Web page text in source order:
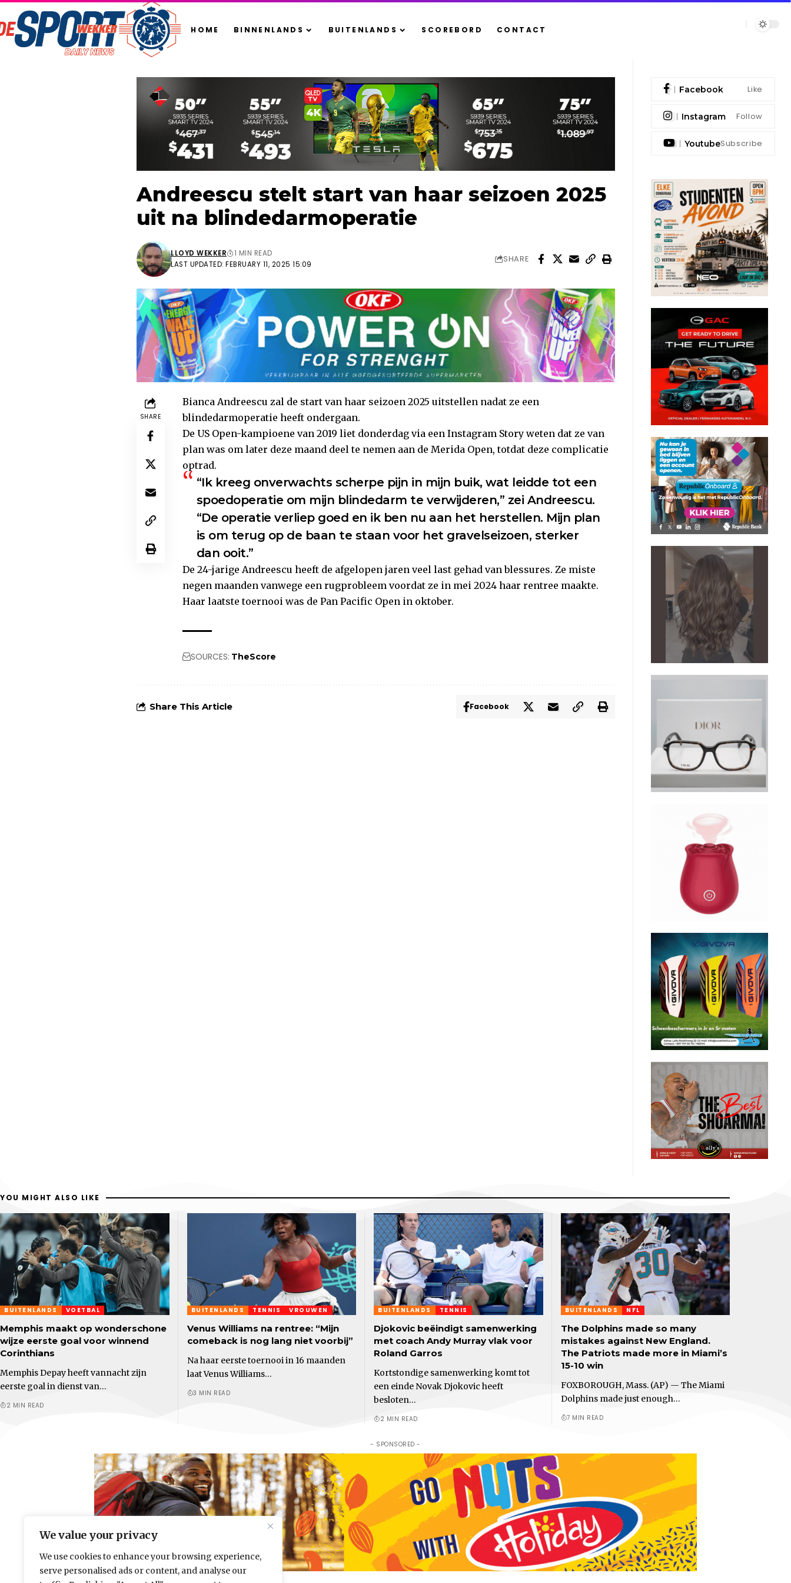
We value your privacy
We use cookies to enhance your browsing experience,
serve personalised ads or content, and analyse our
HOME BINNENLANDS BUITENLANDS SCOREBORD CONTACT
Andreescu stelt start van haar seizoen 2025
uit na blindedarmoperatie
LAST UPDATED: FEBRUARY 11, 2025 15:09
LLOYD WEKKER 1 MIN READ
SHARE
SHARE
Bianca Andreescu zal de start van haar seizoen 2025 uitstellen nadat ze een
blindedarmoperatie heeft ondergaan.
De US Open-kampioene van 2019 liet donderdag via een Instagram Story weten dat ze van
plan was om later deze maand deel te nemen aan de Merida Open, totdat deze complicatie
optrad.
“Ik kreeg onverwachts scherpe pijn in mijn buik, wat leidde tot een
spoedoperatie om mijn blindedarm te verwijderen,” zei Andreescu.
“De operatie verliep goed en ik ben nu aan het herstellen. Mijn plan
is om terug op de baan te staan voor het gravelseizoen, sterker
dan ooit.”
De 24-jarige Andreescu heeft de afgelopen jaren veel last gehad van blessures. Ze miste
negen maanden vanwege een rugprobleem voordat ze in mei 2024 haar rentree maakte.
Haar laatste toernooi was de Pan Pacific Open in oktober.
SOURCES: TheScore
Share This Article Facebook
Facebook Like
Instagram Follow
YoutubeSubscribe
YOU MIGHT ALSO LIKE
BUITENLANDS VOETBAL
Memphis maakt op wonderschone
wijze eerste goal voor winnend
Corinthians
Memphis Depay heeft vannacht zijn
eerste goal in dienst van…
2 MIN READ
BUITENLANDS TENNIS VROUWEN
Venus Williams na rentree: “Mijn
comeback is nog lang niet voorbij”
Na haar eerste toernooi in 16 maanden
laat Venus Williams…
3 MIN READ
BUITENLANDS TENNIS
Djokovic beëindigt samenwerking
met coach Andy Murray vlak voor
Roland Garros
Kortstondige samenwerking komt tot
een einde Novak Djokovic heeft
besloten…
2 MIN READ
BUITENLANDS NFL
The Dolphins made so many
mistakes against New England.
The Patriots made more in Miami’s
15-10 win
FOXBOROUGH, Mass. (AP) — The Miami
Dolphins made just enough…
7 MIN READ
- SPONSORED -